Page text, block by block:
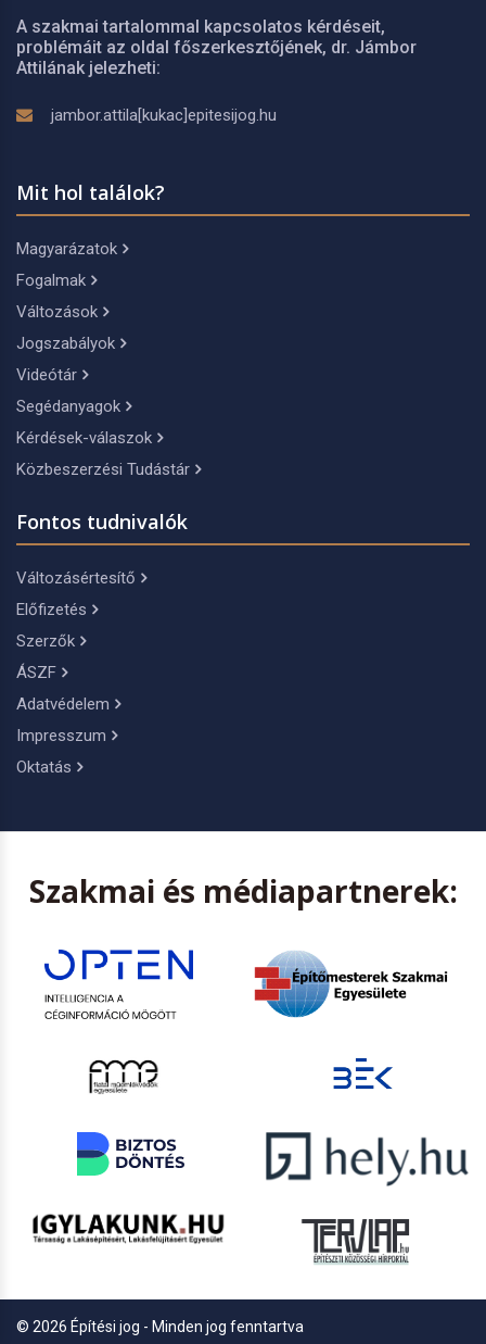
A szakmai tartalommal kapcsolatos kérdéseit,
problémáit az oldal főszerkesztőjének, dr. Jámbor
Attilának jelezheti:
jambor.attila[kukac]epitesijog.hu
Mit hol találok?
Magyarázatok
Fogalmak
Változások
Jogszabályok
Videótár
Segédanyagok
Kérdések-válaszok
Közbeszerzési Tudástár
Fontos tudnivalók
Változásértesítő
Előfizetés
Szerzők
ÁSZF
Adatvédelem
Impresszum
Oktatás
Szakmai és médiapartnerek:
© 2026 Építési jog - Minden jog fenntartva